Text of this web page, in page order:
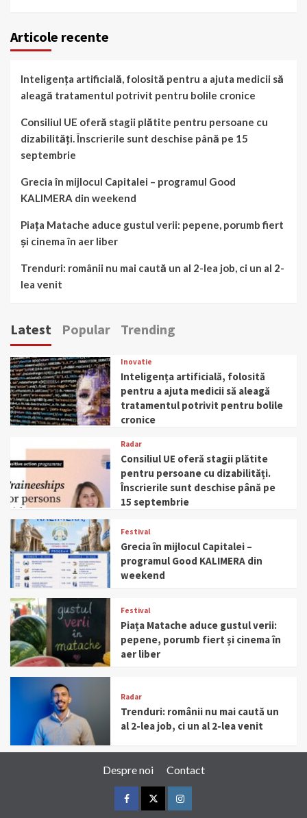
Articole recente
Inteligența artificială, folosită pentru a ajuta medicii să
aleagă tratamentul potrivit pentru bolile cronice
Consiliul UE oferă stagii plătite pentru persoane cu
dizabilități. Înscrierile sunt deschise până pe 15
septembrie
Grecia în mijlocul Capitalei – programul Good
KALIMERA din weekend
Piața Matache aduce gustul verii: pepene, porumb fiert
și cinema în aer liber
Trenduri: românii nu mai caută un al 2-lea job, ci un al 2-
lea venit
Latest Popular Trending
Inovatie
Inteligența artificială, folosită
pentru a ajuta medicii să aleagă
tratamentul potrivit pentru bolile
cronice
Radar
Consiliul UE oferă stagii plătite
pentru persoane cu dizabilități.
Înscrierile sunt deschise până pe
15 septembrie
Festival
Grecia în mijlocul Capitalei –
programul Good KALIMERA din
weekend
Festival
Piața Matache aduce gustul verii:
pepene, porumb fiert și cinema în
aer liber
Radar
Trenduri: românii nu mai caută un
al 2-lea job, ci un al 2-lea venit
Despre noi Contact
FacebookTwitterInstagram